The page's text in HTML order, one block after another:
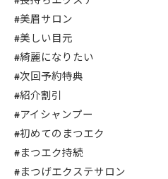
#美眉サロン
#美しい目元
#綺麗になりたい
#次回予約特典
#紹介割引
#アイシャンプー
#初めてのまつエク
#まつエク持続
#まつげエクステサロン